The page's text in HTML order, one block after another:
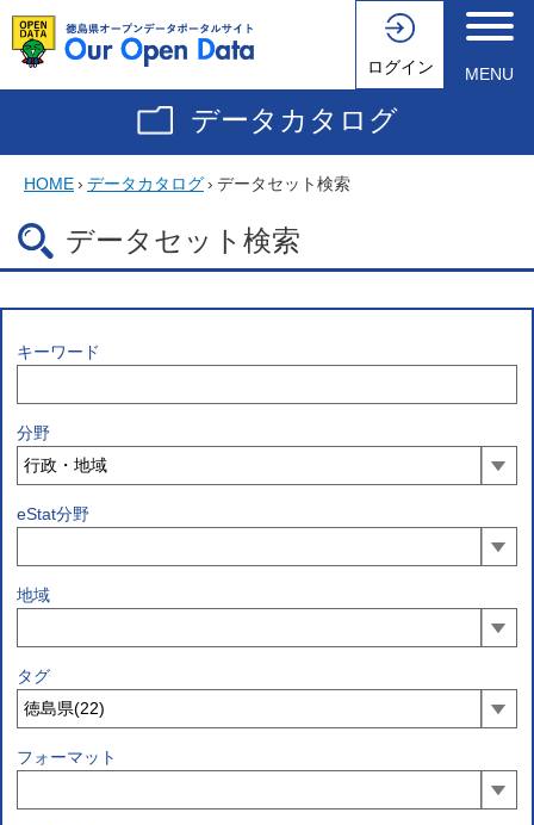
ログイン MENU
データカタログ
HOME› データカタログ› データセット検索
データセット検索
キーワード
分野
eStat分野
地域
タグ
フォーマット